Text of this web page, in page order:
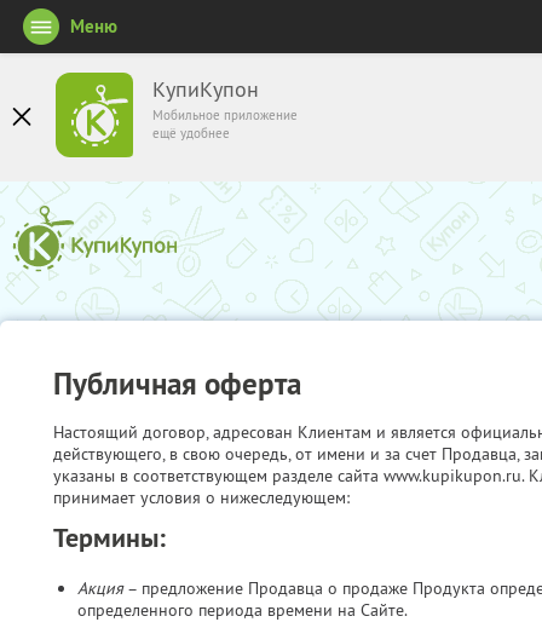
КупиКупон
Мобильное приложение
ещё удобнее
Меню
Публичная оферта
Настоящий договор, адресован Клиентам и является
действующего, в свою очередь, от имени и за счет Продавца,
указаны в соответствующем разделе сайта www.kupikupon.ru.
принимает условия о нижеследующем:
Термины:
Акция– предложение Продавца о продаже Продукта
определенного периода времени на Сайте.